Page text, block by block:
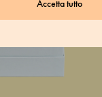
Accetta tutto